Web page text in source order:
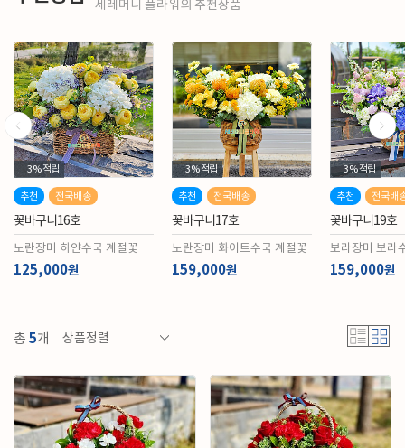
세레머니 플라워의 추천상품
3%적립
추천 전국배송
꽃바구니16호
노란장미 하얀수국 계절꽃
125,000원
3%적립
추천 전국배송
꽃바구니17호
노란장미 화이트수국 계절꽃
159,000원
3%적립
추천 전국배
꽃바구니19호
보라장미 보라
159,000원
총 5개 상품정렬